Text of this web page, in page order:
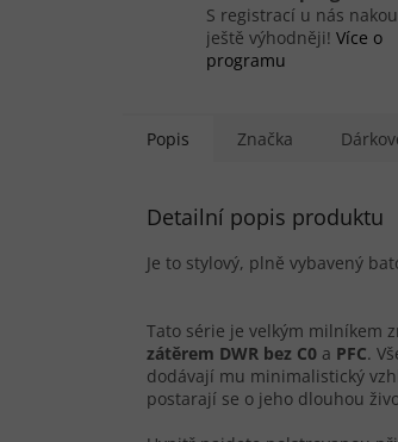
S registrací u nás
ještě výhodněji! Více o
programu
Popis Značka
Detailní popis produktu
Je to stylový, plně vybavený
Tato série je velkým milníkem
zátěrem DWR bez C0 a PFC.
dodávají mu minimalistický
postarají se o jeho dlouhou